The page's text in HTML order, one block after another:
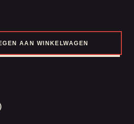
AAN WINKELWAGEN